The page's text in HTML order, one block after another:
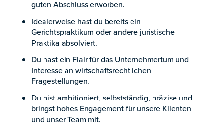
guten Abschluss erworben.
Idealerweise hast du bereits ein
Gerichtspraktikum oder andere juristische
Praktika absolviert.
Du hast ein Flair für das Unternehmertum und
Interesse an wirtschaftsrechtlichen
Fragestellungen.
Du bist ambitioniert, selbstständig, präzise und
bringst hohes Engagement für unsere Klienten
und unser Team mit.